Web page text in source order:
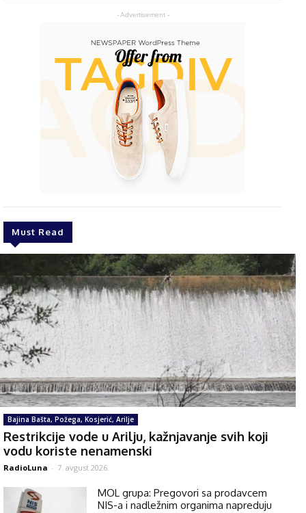
- Advertisement -
Must Read
Bajina Bašta, Požega, Kosjerić, Arilje
Restrikcije vode u Arilju, kažnjavanje svih koji
vodu koriste nenamenski
RadioLuna - 7. avgust 2026.
MOL grupa: Pregovori sa prodavcem
NIS-a i nadležnim organima napreduju